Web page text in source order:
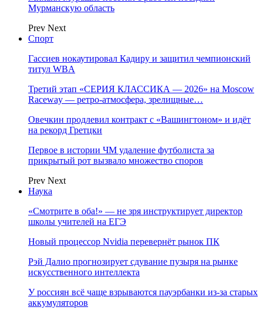
Мурманскую область
Prev Next
Спорт
Гассиев нокаутировал Кадиру и защитил чемпионский
титул WBA
Третий этап «СЕРИЯ КЛАССИКА — 2026» на Moscow
Raceway — ретро‑атмосфера, зрелищные…
Овечкин продлевил контракт с «Вашингтоном» и идёт
на рекорд Гретцки
Первое в истории ЧМ удаление футболиста за
прикрытый рот вызвало множество споров
Prev Next
Наука
«Смотрите в оба!» — не зря инструктирует директор
школы учителей на ЕГЭ
Новый процессор Nvidia перевернёт рынок ПК
Рэй Далио прогнозирует сдувание пузыря на рынке
искусственного интеллекта
У россиян всё чаще взрываются пауэрбанки из-за старых
аккумуляторов